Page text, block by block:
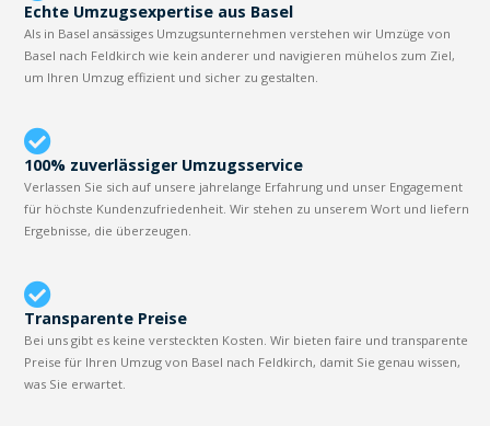
Echte Umzugsexpertise aus Basel
Als in Basel ansässiges Umzugsunternehmen verstehen wir Umzüge von
Basel nach Feldkirch wie kein anderer und navigieren mühelos zum Ziel,
um Ihren Umzug effizient und sicher zu gestalten.
100% zuverlässiger Umzugsservice
Verlassen Sie sich auf unsere jahrelange Erfahrung und unser Engagement
für höchste Kundenzufriedenheit. Wir stehen zu unserem Wort und liefern
Ergebnisse, die überzeugen.
Transparente Preise
Bei uns gibt es keine versteckten Kosten. Wir bieten faire und transparente
Preise für Ihren Umzug von Basel nach Feldkirch, damit Sie genau wissen,
was Sie erwartet.